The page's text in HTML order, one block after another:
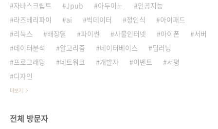
자바스크립트
Jpub 아두이노
인공지능
라즈베리파이
ai 빅데이터 정인식
아이패드
리눅스
배장열 파이썬 사물인터넷 아이폰
서버
데이터분석
알고리즘 데이터베이스
딥러닝
프로그래밍
네트워크 개발자 이벤트
서평
디자인
더보기
전체 방문자